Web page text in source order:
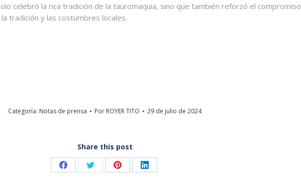
celebró la rica tradición de la tauromaquia, sino que también reforzó el compromiso
tradición y las costumbres locales.
Categoría: Notas de prensa Por ROYER TITO 29 de julio de 2024
Share this post
Share Share Share Share